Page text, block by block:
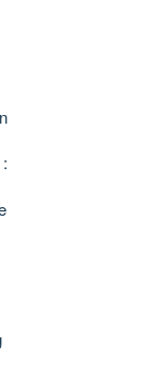
: